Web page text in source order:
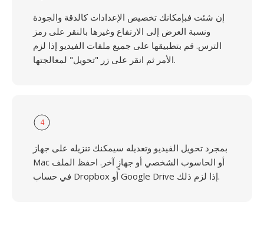
إن شئت فبإمكانك تخصيص الإعدادات كالدقة والجودة
ونسبة العرض إلى الارتفاع وغيرها بالنقر على رمز
الترس. قم بتطبيقها على جميع ملفات الفيديو إذا لزم
الأمر ثم انقر على زر "تحويل" لمعالجتها.
4
بمجرد تحويل الفيديو وتعديله سيمكنك تنزيله على جهاز
Mac أو الحاسوب الشخصي أو جهازٍ آخر. احفظ الملف
في حساب Dropbox أو Google Drive إذا لزم ذلك.